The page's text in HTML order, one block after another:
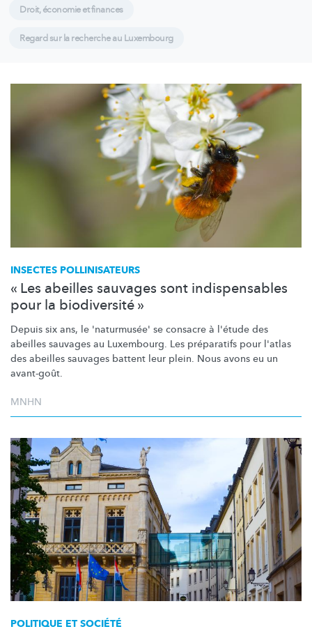
Droit, économie et finances
Regard sur la recherche au Luxembourg
INSECTES POLLINISATEURS
« Les abeilles sauvages sont indispensables
pour la biodiversité »
Depuis six ans, le 'naturmusée' se consacre à l'étude des
abeilles sauvages au Luxembourg. Les préparatifs pour l'atlas
des abeilles sauvages battent leur plein. Nous avons eu un
avant-goût.
MNHN
POLITIQUE ET SOCIÉTÉ